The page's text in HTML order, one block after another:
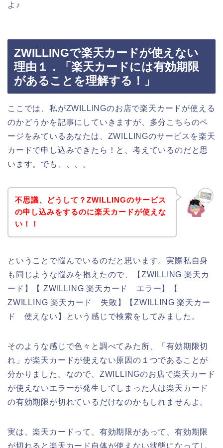
よ♪
ZWILLINGで楽天カードが使えない
理由１．「楽天カードには有効期限
があることを理解する！」
ここでは、私がZWILLINGのお店で楽天カードが使える
のかどうかを記事にしていきますが、多分こちらのペ
ージをみているあなたは、ZWILLINGのサービスを楽天
カードで申し込みできたら！と、考えているのだと思
います。でも、、、。
不思議、どうして？ZWILLINGのサービス
の申し込みをするのに楽天カードが使えな
い！！
ということで悩んでいるのだと思います。実際私自身
も同じような悩みを抱えたので、【ZWILLING 楽天カ
ード】【 ZWILLING 楽天カード エラー】【
ZWILLING 楽天カード 失敗】【ZWILLING 楽天カー
ド 使えない】という感じで検索をしてみました。
そのような感じで色々と調べてみた所、「有効期限切
れ」が楽天カードが使えない原因の１つであることが
分かりました。なので、ZWILLINGのお店で楽天カード
が使えないエラーが発生してしまった人は楽天カード
の有効期限が切れているだけなのかもしれませんよ。
実は、楽天カードって、有効期限があって、有効期限
が切れると楽天カード自体が使えない状態になってし